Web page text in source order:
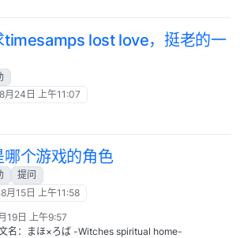
timesamps lost love，挺老的一
月24日 上午11:07
哪个游戏的角色
提问
月15日 上午11:58
19日 上午9:57
名：まほ×ろば -Witches spiritual home-